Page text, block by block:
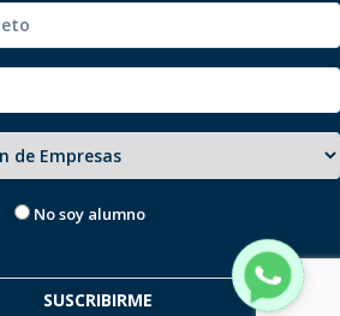
No soy alumno